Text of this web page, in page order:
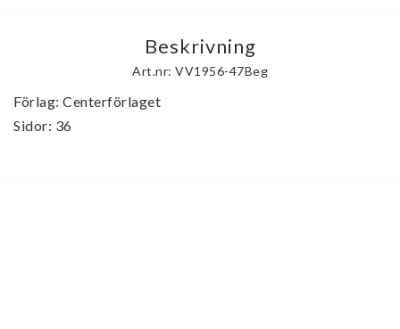
Beskrivning
Art.nr: VV1956-47Beg
Förlag: Centerförlaget
Sidor: 36